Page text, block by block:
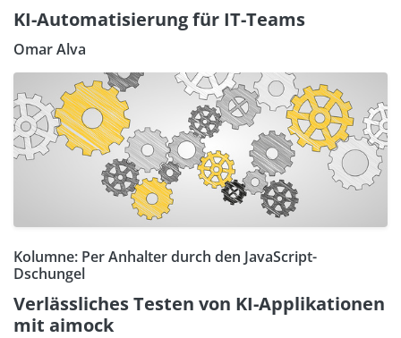
KI-Automatisierung für IT-Teams
Omar Alva
Kolumne: Per Anhalter durch den JavaScript-
Dschungel
Verlässliches Testen von KI-Applikationen
mit aimock